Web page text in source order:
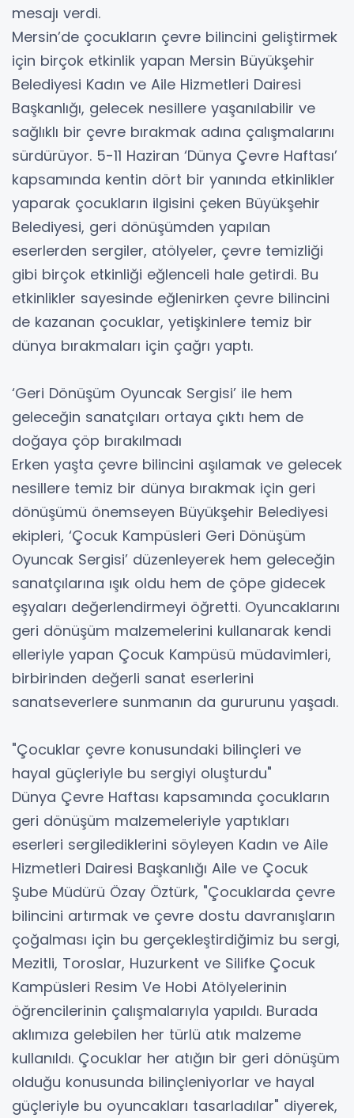
mesajı verdi.
Mersin’de çocukların çevre bilincini geliştirmek
için birçok etkinlik yapan Mersin Büyükşehir
Belediyesi Kadın ve Aile Hizmetleri Dairesi
Başkanlığı, gelecek nesillere yaşanılabilir ve
sağlıklı bir çevre bırakmak adına çalışmalarını
sürdürüyor. 5-11 Haziran ‘Dünya Çevre Haftası’
kapsamında kentin dört bir yanında etkinlikler
yaparak çocukların ilgisini çeken Büyükşehir
Belediyesi, geri dönüşümden yapılan
eserlerden sergiler, atölyeler, çevre temizliği
gibi birçok etkinliği eğlenceli hale getirdi. Bu
etkinlikler sayesinde eğlenirken çevre bilincini
de kazanan çocuklar, yetişkinlere temiz bir
dünya bırakmaları için çağrı yaptı.
‘Geri Dönüşüm Oyuncak Sergisi’ ile hem
geleceğin sanatçıları ortaya çıktı hem de
doğaya çöp bırakılmadı
Erken yaşta çevre bilincini aşılamak ve gelecek
nesillere temiz bir dünya bırakmak için geri
dönüşümü önemseyen Büyükşehir Belediyesi
ekipleri, ‘Çocuk Kampüsleri Geri Dönüşüm
Oyuncak Sergisi’ düzenleyerek hem geleceğin
sanatçılarına ışık oldu hem de çöpe gidecek
eşyaları değerlendirmeyi öğretti. Oyuncaklarını
geri dönüşüm malzemelerini kullanarak kendi
elleriyle yapan Çocuk Kampüsü müdavimleri,
birbirinden değerli sanat eserlerini
sanatseverlere sunmanın da gururunu yaşadı.
"Çocuklar çevre konusundaki bilinçleri ve
hayal güçleriyle bu sergiyi oluşturdu"
Dünya Çevre Haftası kapsamında çocukların
geri dönüşüm malzemeleriyle yaptıkları
eserleri sergilediklerini söyleyen Kadın ve Aile
Hizmetleri Dairesi Başkanlığı Aile ve Çocuk
Şube Müdürü Özay Öztürk, "Çocuklarda çevre
bilincini artırmak ve çevre dostu davranışların
çoğalması için bu gerçekleştirdiğimiz bu sergi,
Mezitli, Toroslar, Huzurkent ve Silifke Çocuk
Kampüsleri Resim Ve Hobi Atölyelerinin
öğrencilerinin çalışmalarıyla yapıldı. Burada
aklımıza gelebilen her türlü atık malzeme
kullanıldı. Çocuklar her atığın bir geri dönüşüm
olduğu konusunda bilinçleniyorlar ve hayal
güçleriyle bu oyuncakları tasarladılar" diyerek,